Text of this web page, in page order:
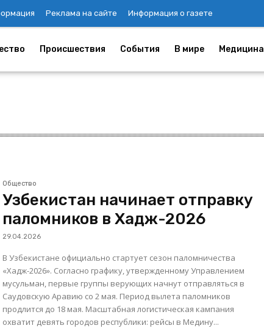
Реклама на сайте Информация о газете
Происшествия События В мире Медицина
Общество
Узбекистан начинает отправку
паломников в Хадж-2026
29.04.2026
В Узбекистане официально стартует сезон паломничества
«Хадж-2026». Согласно графику, утвержденному Управлением
мусульман, первые группы верующих начнут отправляться в
Саудовскую Аравию со 2 мая. Период вылета паломников
продлится до 18 мая. Масштабная логистическая кампания
охватит девять городов республики: рейсы в Медину...